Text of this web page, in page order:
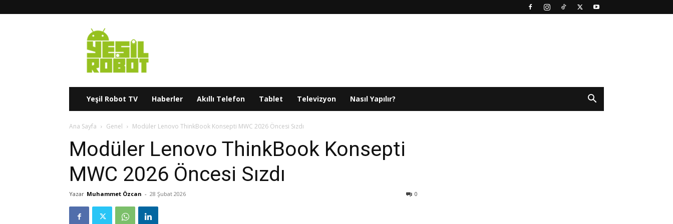
Yeşil
Robot
Yeşil Robot TV Haberler Akıllı Telefon Tablet Televizyon Nasıl Yapılır?
Ana Sayfa Genel Modüler Lenovo ThinkBook Konsepti MWC 2026 Öncesi Sızdı
Modüler Lenovo ThinkBook Konsepti
MWC 2026 Öncesi Sızdı
Yazar Muhammet Özcan - 28 Şubat 2026 0